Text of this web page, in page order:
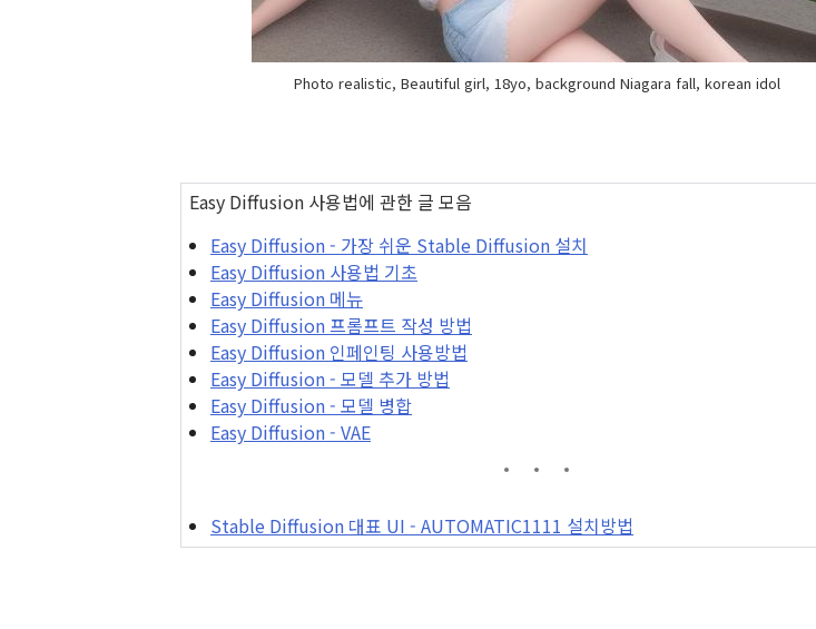
Photo realistic, Beautiful girl, 18yo, background Niagara fall, korean idol
Easy Diffusion 사용법에 관한 글 모음
Easy Diffusion - 가장 쉬운 Stable Diffusion 설치
Easy Diffusion 사용법 기초
Easy Diffusion 메뉴
Easy Diffusion 프롬프트 작성 방법
Easy Diffusion 인페인팅 사용방법
Easy Diffusion - 모델 추가 방법
Easy Diffusion - 모델 병합
Easy Diffusion - VAE
Stable Diffusion 대표 UI - AUTOMATIC1111 설치방법